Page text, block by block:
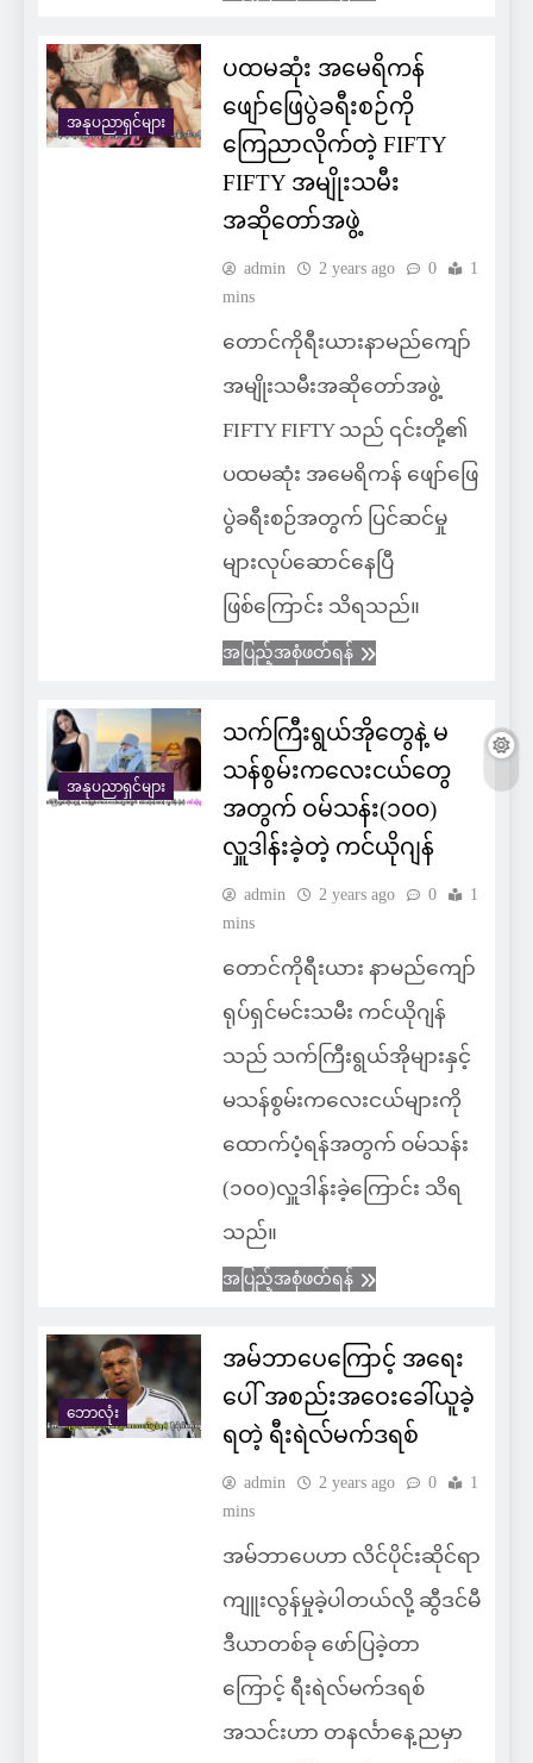
အနုပညာရှင်များ
ပထမဆုံး အမေရိကန်
ဖျော်ဖြေပွဲခရီးစဉ်ကို
ကြေညာလိုက်တဲ့ FIFTY
FIFTY အမျိုးသမီး
အဆိုတော်အဖွဲ့
admin 2 years ago 0
1
mins
တောင်ကိုရီးယားနာမည်ကျော်
အမျိုးသမီးအဆိုတော်အဖွဲ့
FIFTY FIFTY သည် ၎င်းတို့၏
ပထမဆုံး အမေရိကန် ဖျော်ဖြေ
ပွဲခရီးစဉ်အတွက် ပြင်ဆင်မှု
များလုပ်ဆောင်နေပြီ
ဖြစ်ကြောင်း သိရသည်။
အပြည့်အစုံဖတ်ရန်
အနုပညာရှင်များ
သက်ကြီးရွယ်အိုတွေနဲ့ မ
သန်စွမ်းကလေးငယ်တွေ
အတွက် ဝမ်သန်း(၁၀၀)
လှူဒါန်းခဲ့တဲ့ ကင်ယိုဂျန်
admin 2 years ago 0
1
mins
တောင်ကိုရီးယား နာမည်ကျော်
ရုပ်ရှင်မင်းသမီး ကင်ယိုဂျန်
သည် သက်ကြီးရွယ်အိုများနှင့်
မသန်စွမ်းကလေးငယ်များကို
ထောက်ပံ့ရန်အတွက် ဝမ်သန်း
(၁၀၀)လှူဒါန်းခဲ့ကြောင်း သိရ
သည်။
အပြည့်အစုံဖတ်ရန်
ဘောလုံး
အမ်ဘာပေကြောင့် အရေး
ပေါ် အစည်းအဝေးခေါ်ယူခဲ့
ရတဲ့ ရီးရဲလ်မက်ဒရစ်
admin 2 years ago 0
1
mins
အမ်ဘာပေဟာ လိင်ပိုင်းဆိုင်ရာ
ကျူးလွန်မှုခဲ့ပါတယ်လို့ ဆွီဒင်မီ
ဒီယာတစ်ခု ဖော်ပြခဲ့တာ
ကြောင့် ရီးရဲလ်မက်ဒရစ်
အသင်းဟာ တနင်္လာနေ့ညမှာ